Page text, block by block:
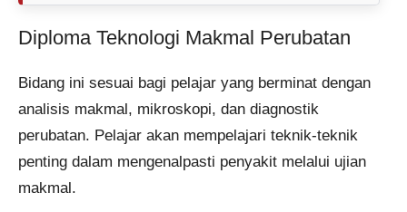
Diploma Teknologi Makmal Perubatan
Bidang ini sesuai bagi pelajar yang berminat dengan
analisis makmal, mikroskopi, dan diagnostik
perubatan. Pelajar akan mempelajari teknik-teknik
penting dalam mengenalpasti penyakit melalui ujian
makmal.